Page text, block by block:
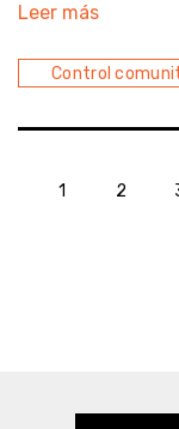
Leer más
Control
1 2